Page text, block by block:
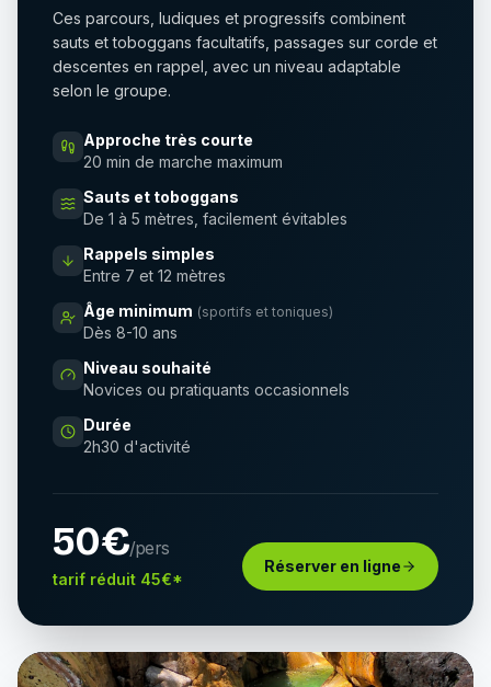
Ces parcours, ludiques et progressifs combinent
sauts et toboggans facultatifs, passages sur corde et
descentes en rappel, avec un niveau adaptable
selon le groupe.
Approche très courte
20 min de marche maximum
Sauts et toboggans
De 1 à 5 mètres, facilement évitables
Rappels simples
Entre 7 et 12 mètres
Âge minimum (sportifs et toniques)
Dès 8-10 ans
Niveau souhaité
Novices ou pratiquants occasionnels
Durée
2h30 d'activité
50€/pers
tarif réduit 45€*
Réserver en ligne